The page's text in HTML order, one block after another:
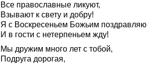
Все православные ликуют,
Взывают к свету и добру!
Я с Воскресеньем Божьим поздравляю
И в гости с нетерпеньем жду!
Мы дружим много лет с тобой,
Подруга дорогая,